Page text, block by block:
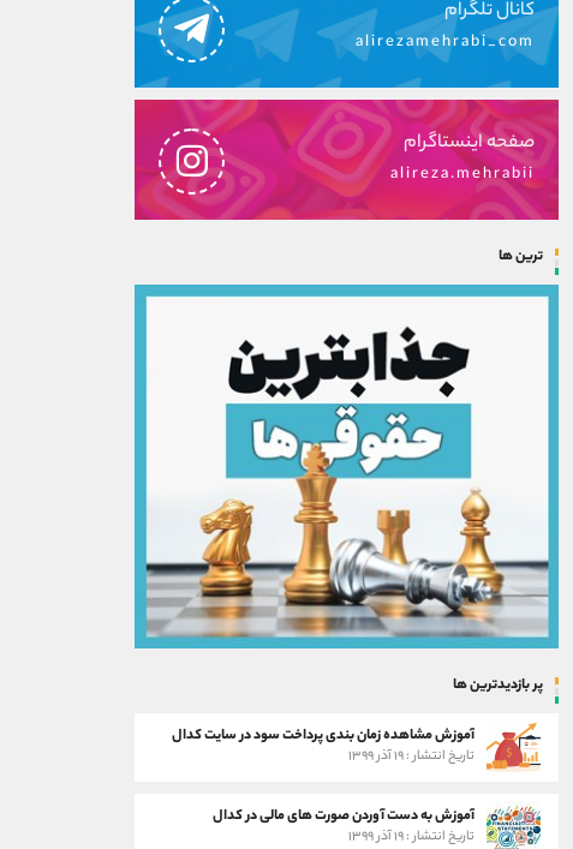
کانال تلگرام
alirezamehrabi_com
صفحه اینستاگرام
alireza.mehrabii
ترین ها
پر بازدیدترین ها
آموزش مشاهده زمان بندی پرداخت سود در سایت کدال
تاریخ انتشار : ۱۹ آذر ۱۳۹۹
آموزش به دست آوردن صورت های مالی در کدال
تاریخ انتشار : ۱۹ آذر ۱۳۹۹